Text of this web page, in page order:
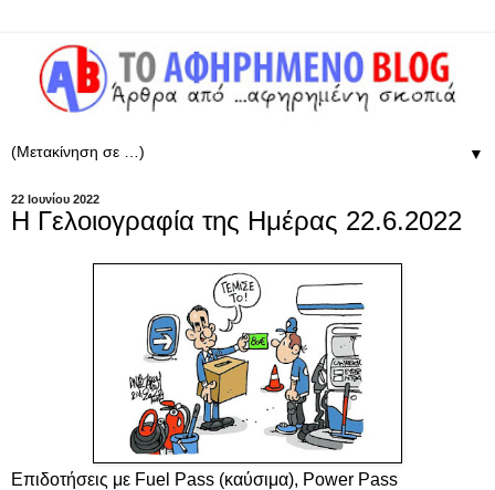
▼
22 Ιουνίου 2022
Η Γελοιογραφία της Ημέρας 22.6.2022
Επιδοτήσεις με Fuel Pass (καύσιμα), Power Pass